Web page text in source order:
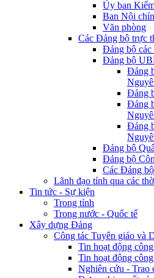
Ủy ban
Ban Nội
Văn phòng
Các Đảng bộ trực
Đảng bộ
Đảng bộ
Đảng
Đảng
Đảng
Đảng
Đảng bộ
Đảng bộ
Các Đảng
Lãnh đạo tỉnh qua các
Tin tức - Sự kiện
Trong tỉnh
Trong nước - Quốc tế
Xây dựng Đảng
Công tác Tuyên giáo và
Tin hoạt động
Tin hoạt động
Nghiên cứu - Trao